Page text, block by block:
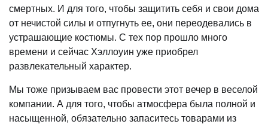
смертных. И для того, чтобы защитить себя и свои дома
от нечистой силы и отпугнуть ее, они переодевались в
устрашающие костюмы. С тех пор прошло много
времени и сейчас Хэллоуин уже приобрел
развлекательный характер.
Мы тоже призываем вас провести этот вечер в веселой
компании. А для того, чтобы атмосфера была полной и
насыщенной, обязательно запаситесь товарами из